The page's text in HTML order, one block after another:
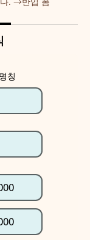
. →반입 폼
칭